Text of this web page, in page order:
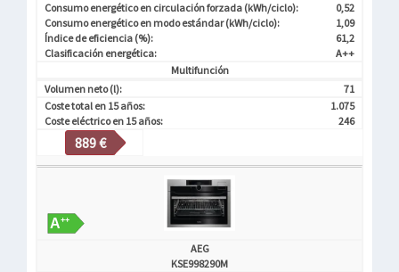
Consumo energético en circulación forzada (kWh/ciclo):
0,52
Consumo energético en modo estándar (kWh/ciclo):
1,09
Índice de eficiencia (%):
61,2
Clasificación energética:
A++
Multifunción
Volumen neto (l):
71
Coste total en 15 años:
1.075
Coste eléctrico en 15 años:
246
889 €
AEG
KSE998290M